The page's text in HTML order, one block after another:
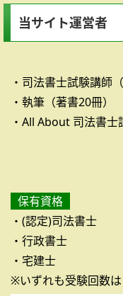
当サイト運営者
・司法書士試験講師
・執筆（著書20冊）
・All About 司法書士
保有資格
・(認定)司法書士
・行政書士
・宅建士
※いずれも受験回数